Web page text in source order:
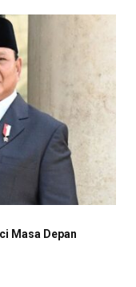
Masa Depan